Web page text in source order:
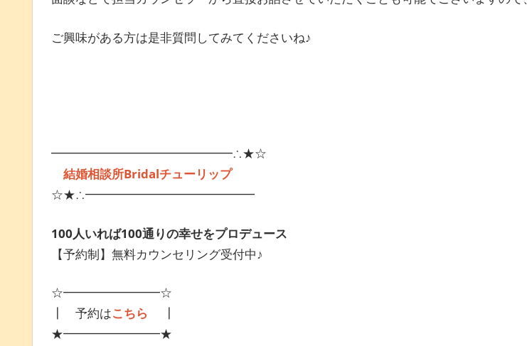
ご興味がある方は是非質問してみてくださいね♪
━━━━━━━━━━━━━━━∴★☆
結婚相談所Bridalチューリップ
☆★∴━━━━━━━━━━━━━━
100人いれば100通りの幸せをプロデュース
【予約制】無料カウンセリング受付中♪
☆━━━━━━━━☆
┃ 予約はこちら ┃
★━━━━━━━━★